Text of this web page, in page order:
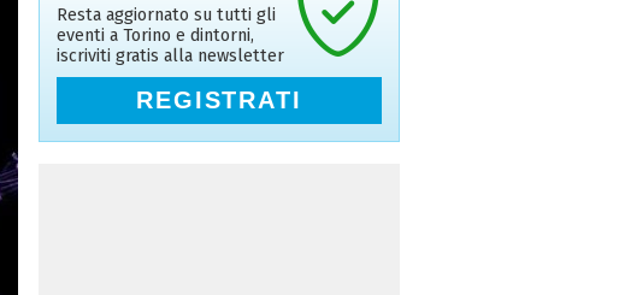
Resta aggiornato su tutti gli
eventi a Torino e dintorni,
iscriviti gratis alla newsletter
REGISTRATI